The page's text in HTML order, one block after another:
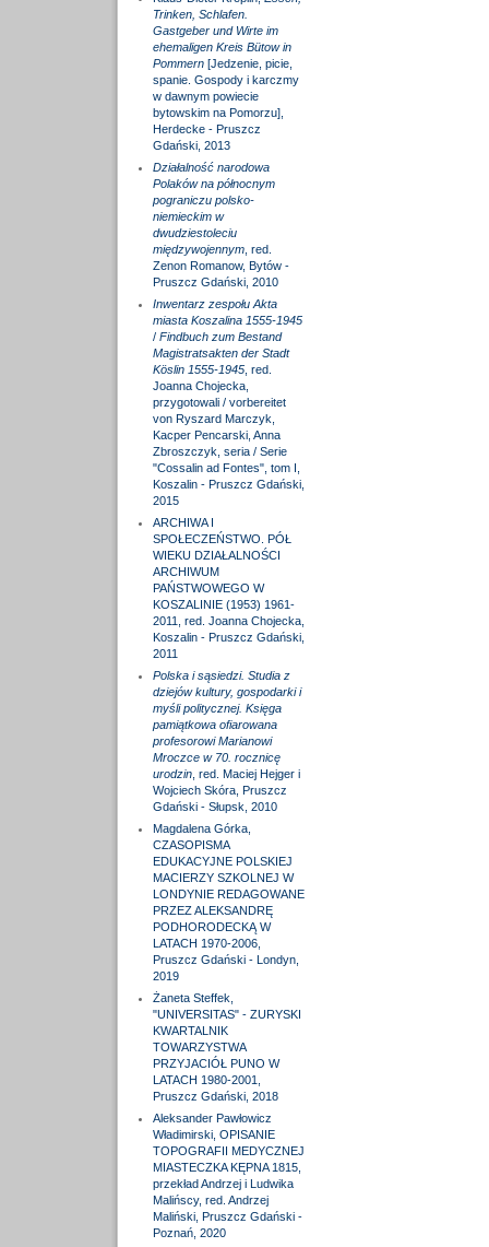
Trinken, Schlafen.
Gastgeber und Wirte im
ehemaligen Kreis Bütow in
Pommern[Jedzenie, picie,
spanie. Gospody i karczmy
w dawnym powiecie
bytowskim na Pomorzu],
Herdecke - Pruszcz
Gdański, 2013
Działalność narodowa
Polaków na północnym
pograniczu polsko-
niemieckim w
dwudziestoleciu
międzywojennym, red.
Zenon Romanow, Bytów -
Pruszcz Gdański, 2010
Inwentarz zespołu Akta
miasta Koszalina 1555-1945
/ Findbuch zum Bestand
Magistratsakten der Stadt
Köslin 1555-1945, red.
Joanna Chojecka,
przygotowali / vorbereitet
von Ryszard Marczyk,
Kacper Pencarski, Anna
Zbroszczyk, seria / Serie
"Cossalin ad Fontes", tom I,
Koszalin - Pruszcz Gdański,
2015
ARCHIWA I
SPOŁECZEŃSTWO. PÓŁ
WIEKU DZIAŁALNOŚCI
ARCHIWUM
PAŃSTWOWEGO W
KOSZALINIE (1953) 1961-
2011, red. Joanna Chojecka,
Koszalin - Pruszcz Gdański,
2011
Polska i sąsiedzi. Studia z
dziejów kultury, gospodarki i
myśli politycznej. Księga
pamiątkowa ofiarowana
profesorowi Marianowi
Mroczce w 70. rocznicę
urodzin, red. Maciej Hejger i
Wojciech Skóra, Pruszcz
Gdański - Słupsk, 2010
Magdalena Górka,
CZASOPISMA
EDUKACYJNE POLSKIEJ
MACIERZY SZKOLNEJ W
LONDYNIE REDAGOWANE
PRZEZ ALEKSANDRĘ
PODHORODECKĄ W
LATACH 1970-2006,
Pruszcz Gdański - Londyn,
2019
Żaneta Steffek,
"UNIVERSITAS" - ZURYSKI
KWARTALNIK
TOWARZYSTWA
PRZYJACIÓŁ PUNO W
LATACH 1980-2001,
Pruszcz Gdański, 2018
Aleksander Pawłowicz
Władimirski, OPISANIE
TOPOGRAFII MEDYCZNEJ
MIASTECZKA KĘPNA 1815,
przekład Andrzej i Ludwika
Malińscy, red. Andrzej
Maliński, Pruszcz Gdański -
Poznań, 2020